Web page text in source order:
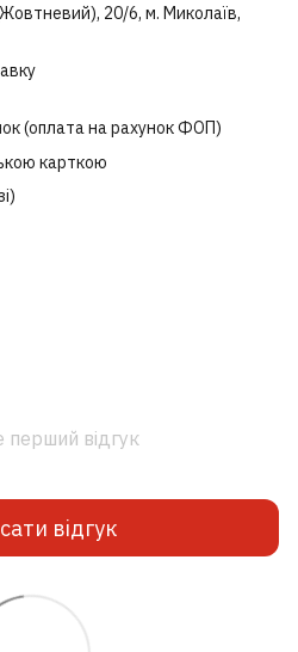
20/6, м. Миколаїв,
(оплата на рахунок ФОП)
карткою
відгук
відгук